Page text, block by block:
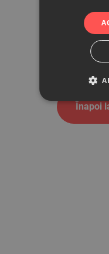
Înapoi